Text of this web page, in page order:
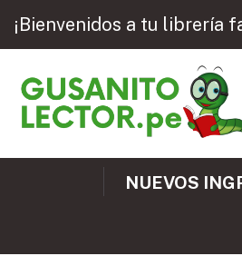
¡Bienvenidos a tu librería
NUEVOS